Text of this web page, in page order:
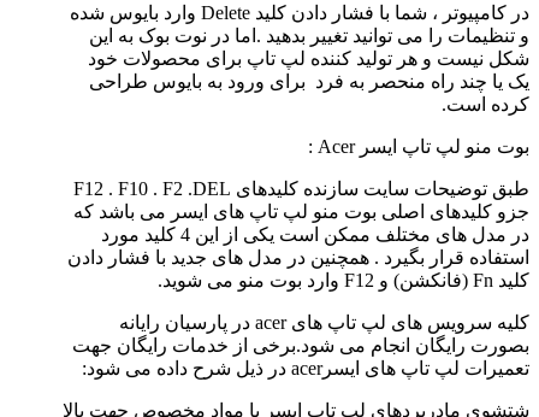
در کامپیوتر ، شما با فشار دادن کلید Delete وارد بایوس شده
و تنظیمات را می توانید تغییر بدهید .اما در نوت بوک به این
شکل نیست و هر تولید کننده لپ تاپ برای محصولات خود
یک یا چند راه منحصر به فرد برای ورود به بایوس طراحی
کرده است.
بوت منو لپ تاپ ایسر Acer :
طبق توضیحات سایت سازنده کلیدهای F12 . F10 . F2 .DEL
جزو کلیدهای اصلی بوت منو لپ تاپ های ایسر می باشد که
در مدل های مختلف ممکن است یکی از این 4 کلید مورد
استفاده قرار بگیرد . همچنین در مدل های جدید با فشار دادن
کلید Fn (فانکشن) و F12 وارد بوت منو می شوید.
کلیه سرویس های لپ تاپ های acer در پارسیان رایانه
بصورت رایگان انجام می شود.برخی از خدمات رایگان جهت
تعمیرات لپ تاپ های ایسرacer در ذیل شرح داده می شود:
شتشوی مادربردهای لپ تاپ ایسر با مواد مخصوص جهت بالا